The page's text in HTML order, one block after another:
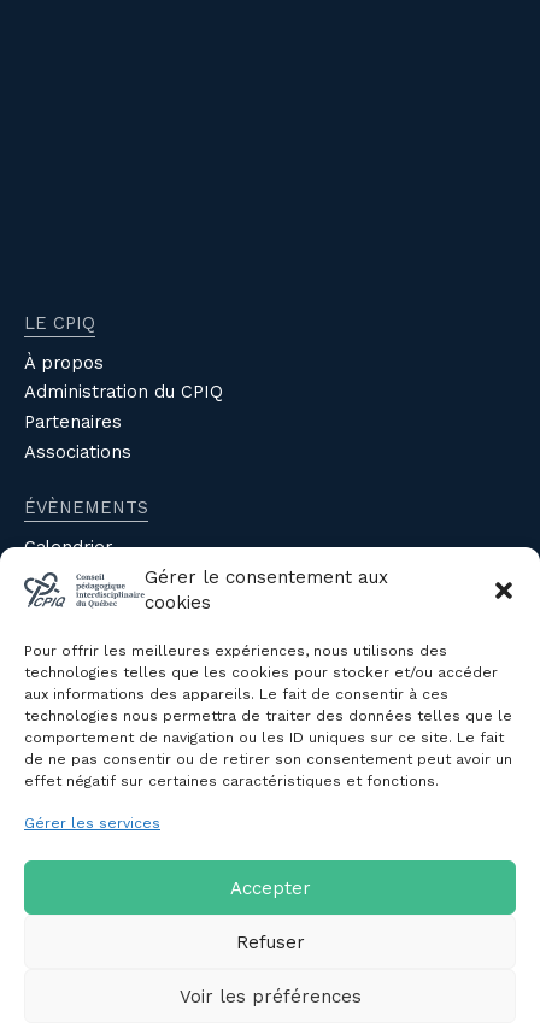
Gérer le consentement aux
cookies
Pour offrir les meilleures expériences, nous utilisons des
technologies telles que les cookies pour stocker et/ou accéder
aux informations des appareils. Le fait de consentir à ces
technologies nous permettra de traiter des données telles que le
comportement de navigation ou les ID uniques sur ce site. Le fait
de ne pas consentir ou de retirer son consentement peut avoir un
effet négatif sur certaines caractéristiques et fonctions.
Gérer les services
Accepter
Refuser
Voir les préférences
LE CPIQ
À propos
Administration du CPIQ
Partenaires
Associations
ÉVÈNEMENTS
Calendrier
Évènements du CPIQ
Revue
Avis et mémoires
Autres publications
NOUS JOINDRE
Politique de confidentialité des
Politique de cookies (CA)